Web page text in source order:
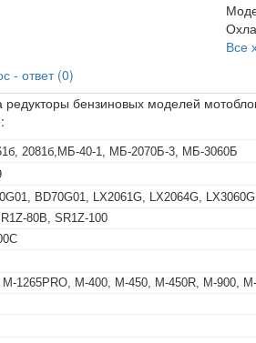
Все
- ответ (0)
бензиновых моделей
2081б,МБ-40-1, МБ-2070Б-3, МБ-3060Б
BD70G01, LX2061G, LX2064G,
80B, SR1Z-100
1265PRO, M-400, M-450, M-450R, M-900,